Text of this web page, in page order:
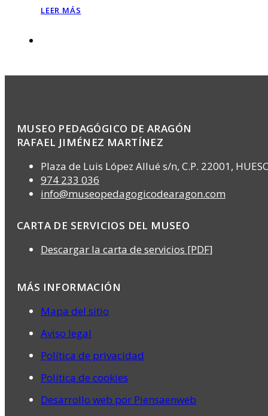
LEER MÁS
MUSEO PEDAGÓGICO DE ARAGÓN
RAFAEL JIMÉNEZ MARTÍNEZ
Plaza de Luis López Allué s/n, C.P. 22001,
974 233 036
info@museopedagogicodearagon.com
CARTA DE SERVICIOS DEL MUSEO
Descargar la carta de servicios [PDF]
MÁS INFORMACIÓN
Mapa del sitio
Aviso legal
Política de privacidad
Política de cookies
Desarrollo web por Piensaenweb